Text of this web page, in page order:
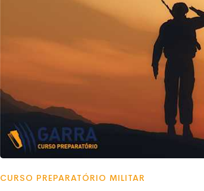
CURSO PREPARATÓRIO MILITAR